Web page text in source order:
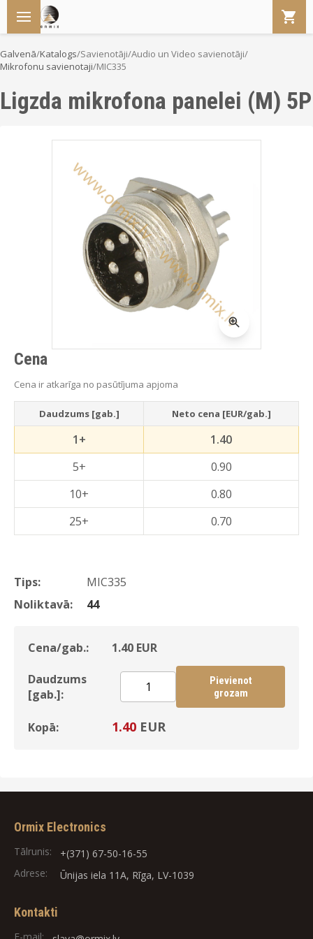
Galvenā/Katalogs/Savienotāji/Audio un Video savienotāji/
Mikrofonu savienotaji/MIC335
Ligzda mikrofona panelei (M) 5P
Tips:
MIC335
Noliktavā:
44
Cena/gab.: 1.40 EUR
Daudzums
[gab.]:
Pievienot
grozam
Kopā: 1.40 EUR
Cena
Cena ir atkarīga no pasūtījuma apjoma
Daudzums [gab.] Neto cena [EUR/gab.]
1+
1.40
5+
0.90
10+
0.80
25+
0.70
Ormix Electronics
Tālrunis:
+(371) 67-50-16-55
Adrese:
Ūnijas iela 11A, Rīga, LV-1039
Kontakti